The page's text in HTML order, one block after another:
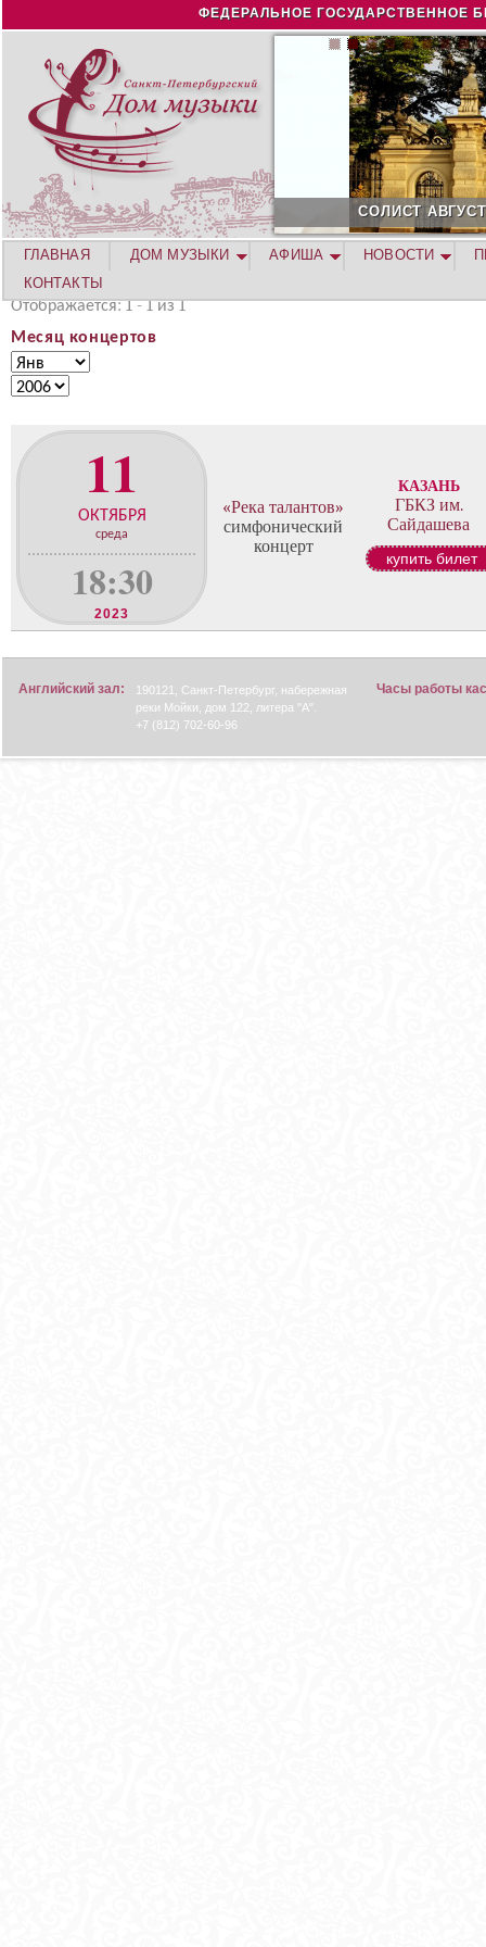
Jump to navigation
ФЕДЕРАЛЬНОЕ ГОСУДАРСТВЕННОЕ
СОЛИСТ АВГУСТА 2026
Отображается: 1 - 1 из 1
Месяц концертов
М
е
к
р
М
еГ
11
ОКТЯБРЯ
среда
18:30
2023
«Река талантов»
симфонический
концерт
КАЗАНЬ
ГБКЗ им.
Сайдашева
купить билет
ГЛАВНАЯ ДОМ МУЗЫКИ АФИША НОВОСТИ
КОНТАКТЫ
Английский зал:
190121, Санкт-Петербург, набережная
реки Мойки, дом 122, литера "А".
+7 (812) 702-60-96
Часы работы